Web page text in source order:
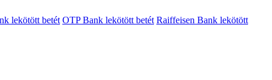
lekötött betét OTP Bank lekötött betét Raiffeisen Bank lekötött